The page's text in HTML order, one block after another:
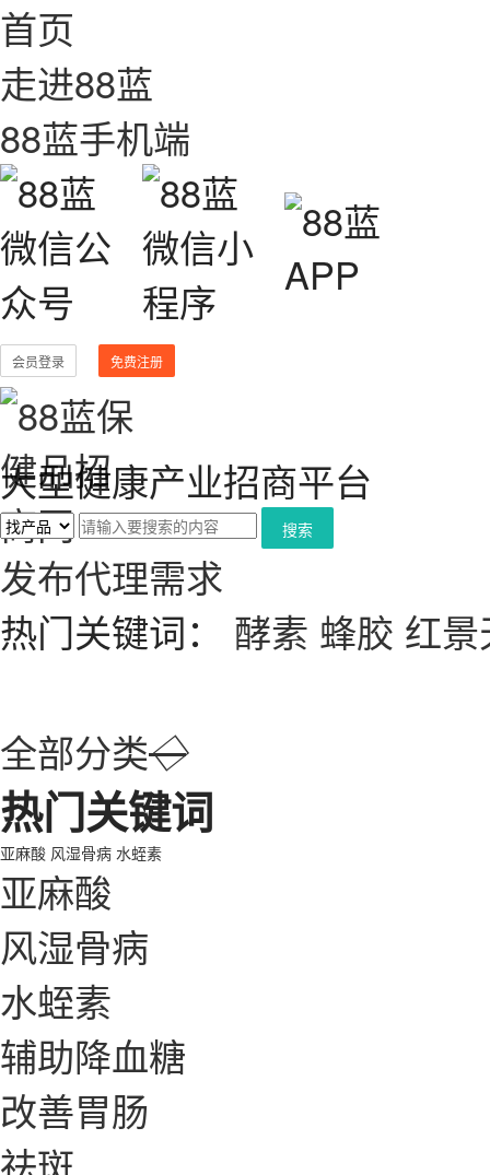
首页
走进88蓝
88蓝手机端
会员登录 免费注册
大型健康产业招商平台
搜索
发布代理需求
热门关键词： 酵素 蜂胶 红景
全部分类◇
热门关键词
亚麻酸 风湿骨病 水蛭素
亚麻酸
风湿骨病
水蛭素
辅助降血糖
改善胃肠